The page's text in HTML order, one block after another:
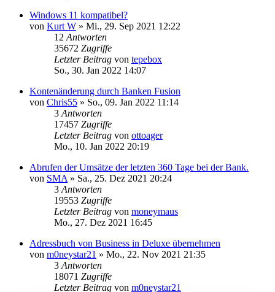
Windows 11 kompatibel?
von Kurt W » Mi., 29. Sep 2021 12:22
12 Antworten
35672 Zugriffe
Letzter Beitrag von tepebox
So., 30. Jan 2022 14:07
Kontenänderung durch Banken Fusion
von Chris55 » So., 09. Jan 2022 11:14
3 Antworten
17457 Zugriffe
Letzter Beitrag von ottoager
Mo., 10. Jan 2022 20:19
Abrufen der Umsätze der letzten 360 Tage bei der Bank.
von SMA » Sa., 25. Dez 2021 20:24
3 Antworten
19553 Zugriffe
Letzter Beitrag von moneymaus
Mo., 27. Dez 2021 16:45
Adressbuch von Business in Deluxe übernehmen
von m0neystar21 » Mo., 22. Nov 2021 21:35
3 Antworten
18071 Zugriffe
Letzter Beitrag von m0neystar21